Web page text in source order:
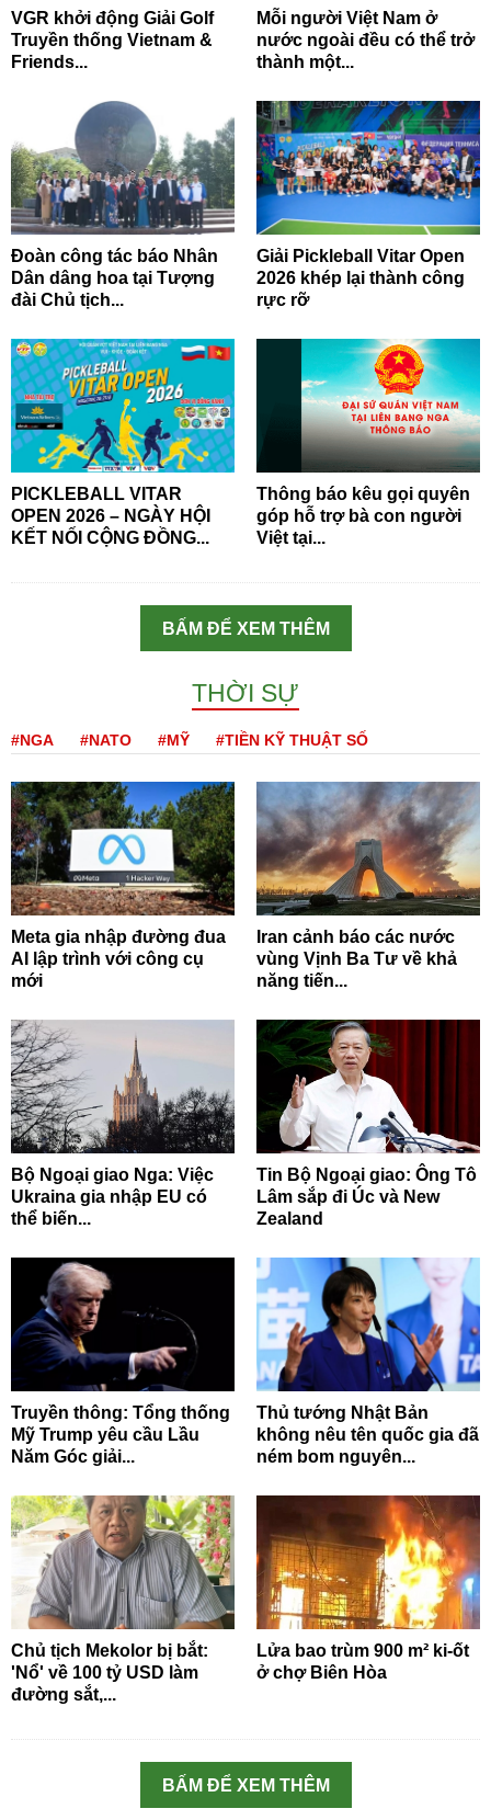
VGR khởi động Giải Golf
Truyền thống Vietnam &
Friends...
Mỗi người Việt Nam ở
nước ngoài đều có thể trở
thành một...
Đoàn công tác báo Nhân
Dân dâng hoa tại Tượng
đài Chủ tịch...
Giải Pickleball Vitar Open
2026 khép lại thành công
rực rỡ
PICKLEBALL VITAR
OPEN 2026 – NGÀY HỘI
KẾT NỐI CỘNG ĐỒNG...
Thông báo kêu gọi quyên
góp hỗ trợ bà con người
Việt tại...
BẤM ĐỂ XEM THÊM
THỜI SỰ
#NGA #NATO #MỸ #TIỀN KỸ THUẬT SỐ
Meta gia nhập đường đua
AI lập trình với công cụ
mới
Iran cảnh báo các nước
vùng Vịnh Ba Tư về khả
năng tiến...
Bộ Ngoại giao Nga: Việc
Ukraina gia nhập EU có
thể biến...
Tin Bộ Ngoại giao: Ông Tô
Lâm sắp đi Úc và New
Zealand
Truyền thông: Tổng thống
Mỹ Trump yêu cầu Lầu
Năm Góc giải...
Thủ tướng Nhật Bản
không nêu tên quốc gia đã
ném bom nguyên...
Chủ tịch Mekolor bị bắt:
'Nổ' về 100 tỷ USD làm
đường sắt,...
Lửa bao trùm 900 m² ki-ốt
ở chợ Biên Hòa
BẤM ĐỂ XEM THÊM